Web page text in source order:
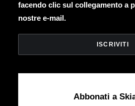
facendo clic sul collegamento a
nostre e-mail.
Abbonati a